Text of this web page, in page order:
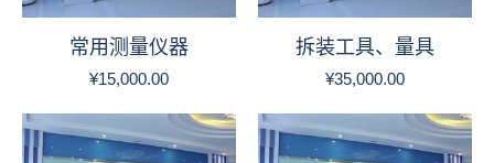
常用测量仪器
¥15,000.00
拆装工具、量具
¥35,000.00